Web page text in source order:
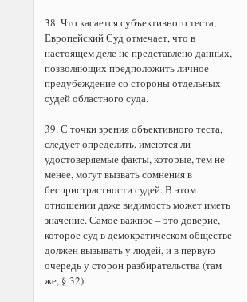
38. Что касается субъективного теста,
Европейский Суд отмечает, что в
настоящем деле не представлено данных,
позволяющих предположить личное
предубеждение со стороны отдельных
судей областного суда.
39. С точки зрения объективного теста,
следует определить, имеются ли
удостоверяемые факты, которые, тем не
менее, могут вызвать сомнения в
беспристрастности судей. В этом
отношении даже видимость может иметь
значение. Самое важное – это доверие,
которое суд в демократическом обществе
должен вызывать у людей, и в первую
очередь у сторон разбирательства (там
же, § 32).